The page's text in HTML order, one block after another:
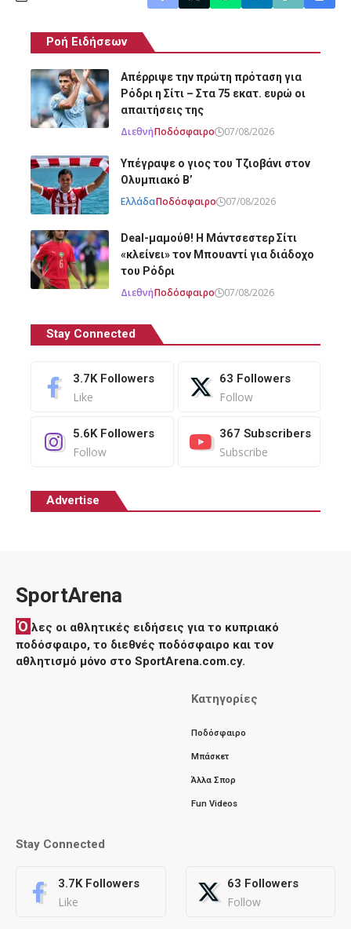
Ροή Ειδήσεων
Απέρριψε την πρώτη πρόταση για
Ρόδρι η Σίτι – Στα 75 εκατ. ευρώ οι
απαιτήσεις της
ΔιεθνήΠοδόσφαιρο 07/08/2026
Υπέγραψε ο γιος του Τζιοβάνι στον
Ολυμπιακό Β’
ΕλλάδαΠοδόσφαιρο 07/08/2026
Deal-μαμούθ! Η Μάντσεστερ Σίτι
«κλείνει» τον Μπουαντί για διάδοχο
του Ρόδρι
ΔιεθνήΠοδόσφαιρο 07/08/2026
Stay Connected
3.7K Followers
Like
63 Followers
Follow
5.6K Followers
Follow
367 Subscribers
Subscribe
Advertise
SportArena
Ό λες οι αθλητικές ειδήσεις για το κυπριακό
ποδόσφαιρο, το διεθνές ποδόσφαιρο και τον
αθλητισμό μόνο στο SportArena.com.cy.
Κατηγορίες
Ποδόσφαιρο
Μπάσκετ
Άλλα Σπορ
Fun Videos
Stay Connected
3.7K Followers
Like
63 Followers
Follow